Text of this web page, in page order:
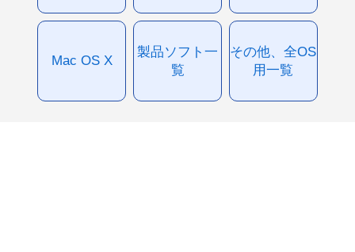
Mac OS X
製品ソフト一
覧
その他、全OS
用一覧